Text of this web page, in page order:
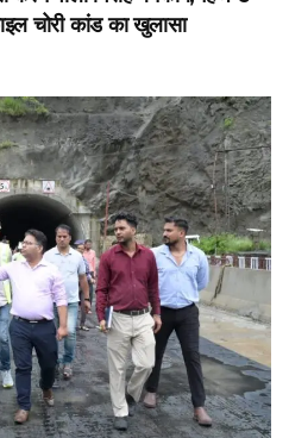
चोरी कांड का खुलासा